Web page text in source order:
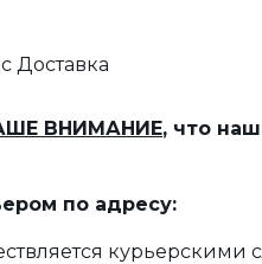
Доставка
ВНИМАНИЕ, что
по адресу: